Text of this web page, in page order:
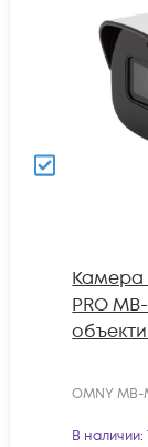
Камера
PRO
OMNY
В наличии: